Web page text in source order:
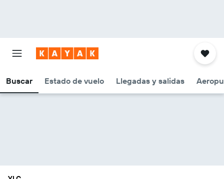
Buscar Estado de vuelo Llegadas y salidas